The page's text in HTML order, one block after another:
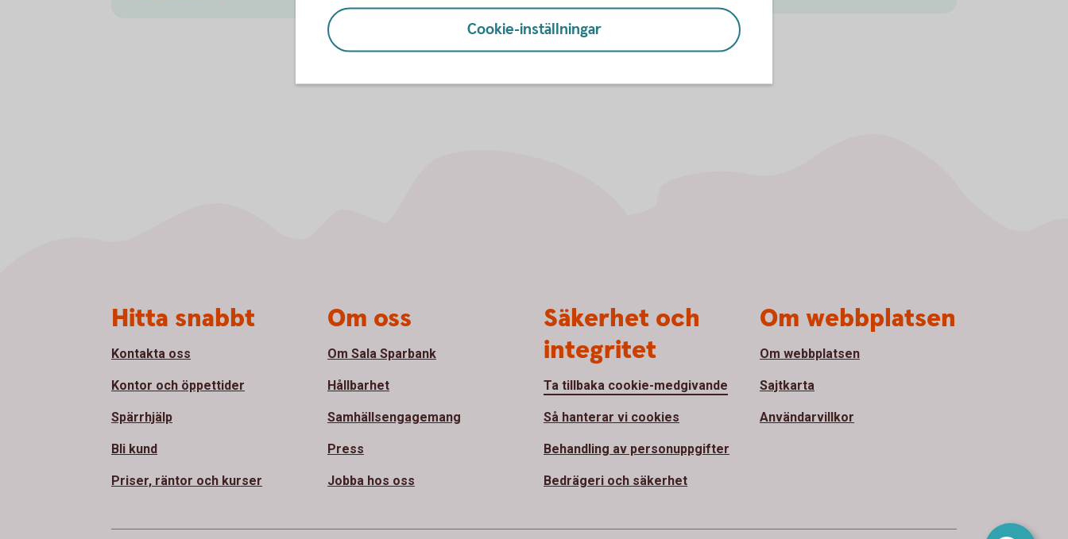
Cookie-inställningar
Hitta snabbt
Kontakta oss
Kontor och öppettider
Spärrhjälp
Bli kund
Priser, räntor och kurser
Om oss
Om Sala Sparbank
Hållbarhet
Samhällsengagemang
Press
Jobba hos oss
Säkerhet och
integritet
Ta tillbaka cookie-medgivande
Så hanterar vi cookies
Behandling av personuppgifter
Bedrägeri och säkerhet
Om webbplatsen
Om webbplatsen
Sajtkarta
Användarvillkor